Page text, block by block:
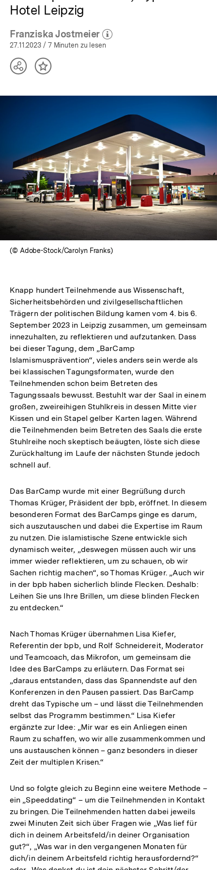
Hotel Leipzig
Franziska Jostmeier
(Mehr zum Autor)
öffnen
27.11.2023 / 7 Minuten zu lesen
TeilenInhalt
(© Adobe-Stock/Carolyn Franks)
Knapp hundert Teilnehmende aus Wissenschaft,
Sicherheitsbehörden und zivilgesellschaftlichen
Trägern der politischen Bildung kamen vom 4. bis 6.
September 2023 in Leipzig zusammen, um gemeinsam
innezuhalten, zu reflektieren und aufzutanken. Dass
bei dieser Tagung, dem „BarCamp
Islamismusprävention“, vieles anders sein werde als
bei klassischen Tagungsformaten, wurde den
Teilnehmenden schon beim Betreten des
Tagungssaals bewusst. Bestuhlt war der Saal in einem
großen, zweireihigen Stuhlkreis in dessen Mitte vier
Kissen und ein Stapel gelber Karten lagen. Während
die Teilnehmenden beim Betreten des Saals die erste
Stuhlreihe noch skeptisch beäugten, löste sich diese
Zurückhaltung im Laufe der nächsten Stunde jedoch
schnell auf.
Das BarCamp wurde mit einer Begrüßung durch
Thomas Krüger, Präsident der bpb, eröffnet. In diesem
besonderen Format des BarCamps ginge es darum,
sich auszutauschen und dabei die Expertise im Raum
zu nutzen. Die islamistische Szene entwickle sich
dynamisch weiter, „deswegen müssen auch wir uns
immer wieder reflektieren, um zu schauen, ob wir
Sachen richtig machen“, so Thomas Krüger. „Auch wir
in der bpb haben sicherlich blinde Flecken. Deshalb:
Leihen Sie uns Ihre Brillen, um diese blinden Flecken
zu entdecken.“
Nach Thomas Krüger übernahmen Lisa Kiefer,
Referentin der bpb, und Rolf Schneidereit, Moderator
und Teamcoach, das Mikrofon, um gemeinsam die
Idee des BarCamps zu erläutern. Das Format sei
„daraus entstanden, dass das Spannendste auf den
Konferenzen in den Pausen passiert. Das BarCamp
dreht das Typische um – und lässt die Teilnehmenden
selbst das Programm bestimmen.“ Lisa Kiefer
ergänzte zur Idee: „Mir war es ein Anliegen einen
Raum zu schaffen, wo wir alle zusammenkommen und
uns austauschen können – ganz besonders in dieser
Zeit der multiplen Krisen.“
Und so folgte gleich zu Beginn eine weitere Methode –
ein „Speeddating“ – um die Teilnehmenden in Kontakt
zu bringen. Die Teilnehmenden hatten dabei jeweils
zwei Minuten Zeit sich über Fragen wie „Was lief für
dich in deinem Arbeitsfeld/in deiner Organisation
gut?“, „Was war in den vergangenen Monaten für
dich/in deinem Arbeitsfeld richtig herausfordernd?“